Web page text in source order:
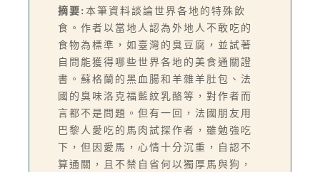
摘要: 本筆資料談論世界各地的特殊飲
食。作者以當地人認為外地人不敢吃的
食物為標準，如臺灣的臭豆腐，並試著
自問能獲得哪些世界各地的美食通關證
書。蘇格蘭的黑血腸和羊雜羊肚包、法
國的臭味洛克福藍紋乳酪等，對作者而
言都不是問題。但有一回，法國朋友用
巴黎人愛吃的馬肉試探作者，雖勉強吃
下，但因愛馬，心情十分沉重，自認不
算通關，且不禁自省何以獨厚馬與狗，